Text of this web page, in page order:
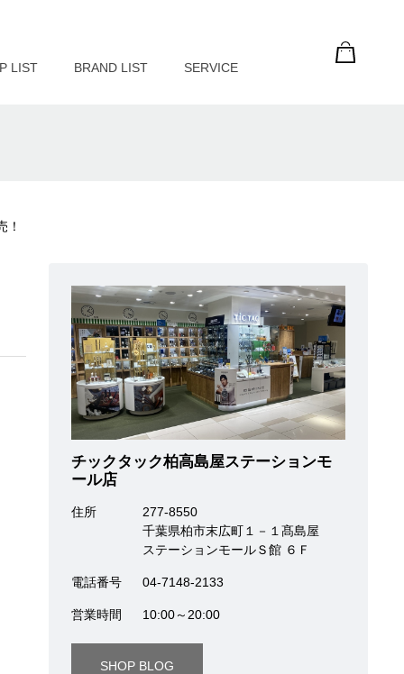
LIST BRAND LIST SERVICE
！
チックタック柏高島屋ステーションモ
ール店
住所
277-8550
千葉県柏市末広町１－１髙島屋
ステーションモールＳ館 ６Ｆ
電話番号 04-7148-2133
営業時間 10:00～20:00
SHOP BLOG